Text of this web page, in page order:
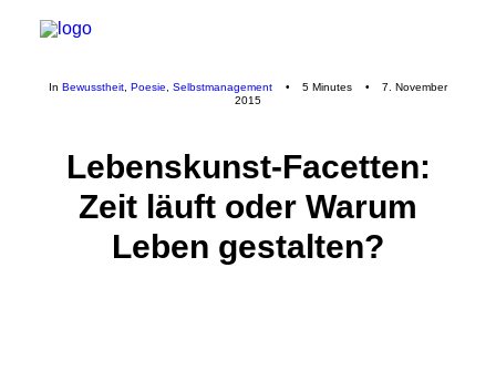
In Bewusstheit Poesie Selbstmanagement • 5 Minutes •
7. November
2015
Lebenskunst-Facetten:
Zeit läuft oder Warum
Leben gestalten?